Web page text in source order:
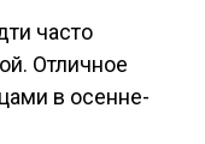
часто
Отличное
в осенне-